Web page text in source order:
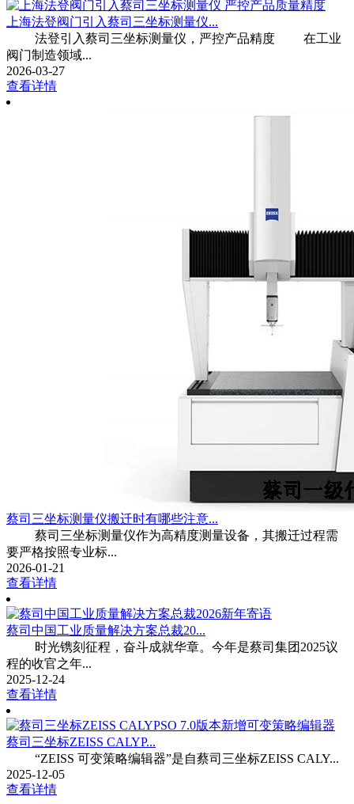
上海法登阀门引入蔡司三坐标测量仪...
法登引入蔡司三坐标测量仪，严控产品精度 在工业
阀门制造领域...
2026-03-27
查看详情
蔡司三坐标测量仪搬迁时有哪些注意...
蔡司三坐标测量仪作为高精度测量设备，其搬迁过程需
要严格按照专业标...
2026-01-21
查看详情
蔡司中国工业质量解决方案总裁20...
时光镌刻征程，奋斗成就华章。今年是蔡司集团2025议
程的收官之年...
2025-12-24
查看详情
蔡司三坐标ZEISS CALYP...
“ZEISS 可变策略编辑器”是自蔡司三坐标ZEISS CALY...
2025-12-05
查看详情